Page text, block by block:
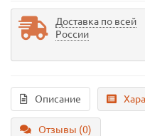
Доставка по всей
России
Описание
Отзывы (0)